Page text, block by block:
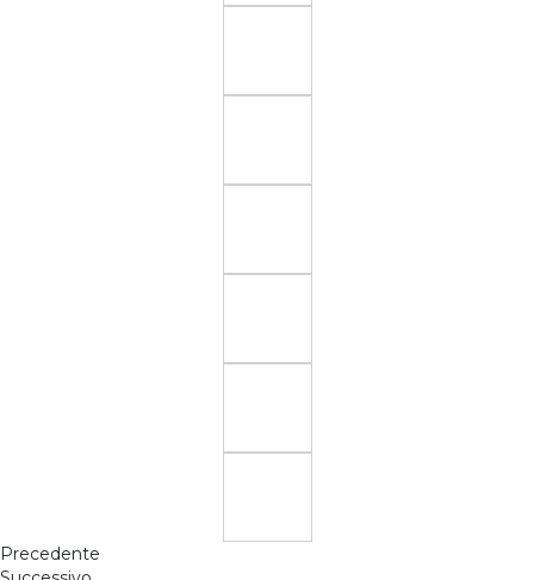
Precedente